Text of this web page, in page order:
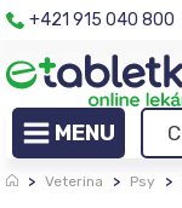
+421 915 040 800
> Veterina > Psy >